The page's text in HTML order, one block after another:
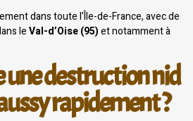
dans toute l’Île-de-France, avec de
leVal-d’Oise (95)et notamment à
une destruction nid
rapidement ?